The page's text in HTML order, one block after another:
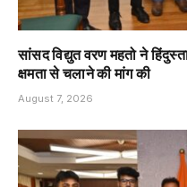
सांसद विद्युत वरण महतो ने
क्षमता से चलाने की मांग की
August 7, 2026